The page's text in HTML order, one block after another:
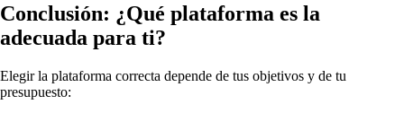
Conclusión: ¿Qué plataforma es la
adecuada para ti?
Elegir la plataforma correcta depende de tus objetivos y de tu
presupuesto: